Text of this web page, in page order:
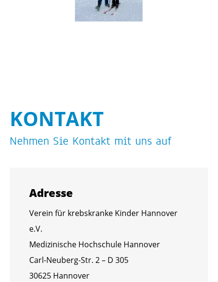
KON­TAKT
Neh­men Sie Kon­takt mit uns auf
Adres­se
Ver­ein für krebs­kran­ke Kin­der Han­no­ver
e.V.
Me­di­zi­ni­sche Hoch­schu­le Han­no­ver
Carl-Neu­berg-Str. 2 – D 305
30625 Han­no­ver